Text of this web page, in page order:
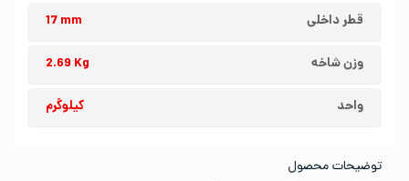
قطر داخلی 17 mm
وزن شاخه 2.69 Kg
واحد کیلوگرم
توضیحات محصول